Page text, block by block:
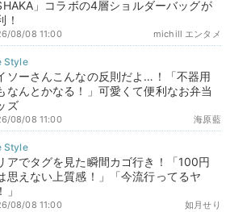
」コラボの4層ショルダーバッグが
！
michill エンタメ
08/08 11:00
ソーさんこんなの反則だよ…！「不器用
なんとかなる！」可愛くて便利なお弁当
ズ
海原藍
08/08 11:00
アでタグを見た瞬間カゴ行き！「100円
思えない上質感！」「今流行ってるヤ
」
如月せり
08/08 11:00